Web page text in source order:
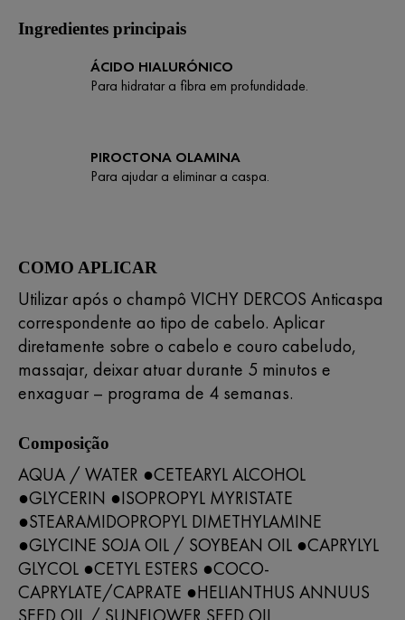
Ingredientes principais
ÁCIDO HIALURÓNICO
Para hidratar a fibra em profundidade.
PIROCTONA OLAMINA
Para ajudar a eliminar a caspa.
COMO APLICAR
Utilizar após o champô VICHY DERCOS Anticaspa
correspondente ao tipo de cabelo. Aplicar
diretamente sobre o cabelo e couro cabeludo,
massajar, deixar atuar durante 5 minutos e
enxaguar – programa de 4 semanas.
Composição
AQUA / WATER ●CETEARYL ALCOHOL
●GLYCERIN ●ISOPROPYL MYRISTATE
●STEARAMIDOPROPYL DIMETHYLAMINE
●GLYCINE SOJA OIL / SOYBEAN OIL ●CAPRYLYL
GLYCOL ●CETYL ESTERS ●COCO-
CAPRYLATE/CAPRATE ●HELIANTHUS ANNUUS
SEED OIL / SUNFLOWER SEED OIL